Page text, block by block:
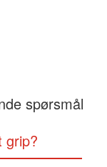
spørsmål
grip?